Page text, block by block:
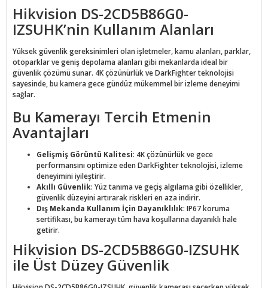
Hikvision DS-2CD5B86G0-
IZSUHK’nin Kullanım Alanları
Yüksek güvenlik gereksinimleri olan işletmeler, kamu alanları, parklar,
otoparklar ve geniş depolama alanları gibi mekanlarda ideal bir
güvenlik çözümü sunar. 4K çözünürlük ve DarkFighter teknolojisi
sayesinde, bu kamera gece gündüz mükemmel bir izleme deneyimi
sağlar.
Bu Kamerayı Tercih Etmenin
Avantajları
Gelişmiş Görüntü Kalitesi: 4K çözünürlük ve gece
performansını optimize eden DarkFighter teknolojisi, izleme
deneyimini iyileştirir.
Akıllı Güvenlik: Yüz tanıma ve geçiş algılama gibi özellikler,
güvenlik düzeyini artırarak riskleri en aza indirir.
Dış Mekanda Kullanım İçin Dayanıklılık: IP67 koruma
sertifikası, bu kamerayı tüm hava koşullarına dayanıklı hale
getirir.
Hikvision DS-2CD5B86G0-IZSUHK
ile Üst Düzey Güvenlik